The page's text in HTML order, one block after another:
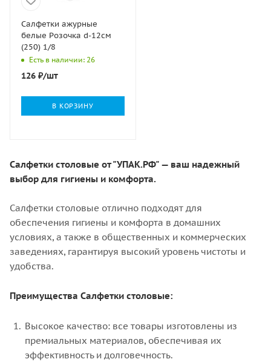
Салфетки ажурные
белые Розочка d-12см
(250) 1/8
Есть в наличии: 26
126 ₽/шт
В КОРЗИНУ
Салфетки столовые от "УПАК.РФ" — ваш надежный
выбор для гигиены и комфорта.
Салфетки столовые отлично подходят для
обеспечения гигиены и комфорта в домашних
условиях, а также в общественных и коммерческих
заведениях, гарантируя высокий уровень чистоты и
удобства.
Преимущества Салфетки столовые:
Высокое качество: все товары изготовлены из
премиальных материалов, обеспечивая их
эффективность и долговечность.